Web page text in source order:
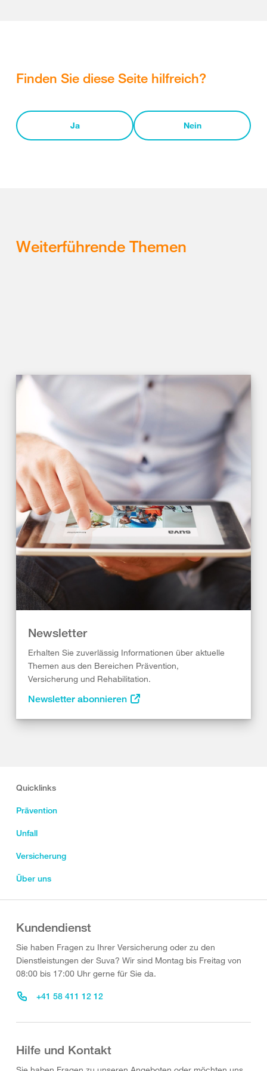
Finden Sie diese Seite hilfreich?
Ja Nein
Weiterführende Themen
Newsletter
Erhalten Sie zuverlässig Informationen über aktuelle
Themen aus den Bereichen Prävention,
Versicherung und Rehabilitation.
Newsletter abonnieren
Quicklinks
Prävention
Unfall
Versicherung
Über uns
Kundendienst
Sie haben Fragen zu Ihrer Versicherung oder zu den
Dienstleistungen der Suva? Wir sind Montag bis Freitag von
08:00 bis 17:00 Uhr gerne für Sie da.
+41 58 411 12 12
Hilfe und Kontakt